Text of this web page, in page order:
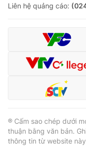
Emagazine
Video
VTV Money
VTV Sức khoẻ
Liên hệ quảng cáo:
® Cấm sao chép dưới
thuận bằng văn bản.
thông tin từ website